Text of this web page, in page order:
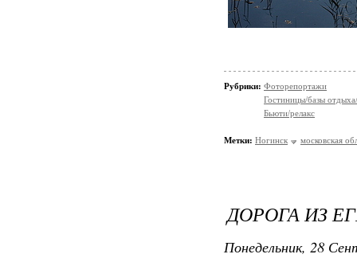
Рубрики: Фоторепортажи
Гостиницы/базы
Бьюти/релакс
Метки: Ногинск московская
ДОРОГА ИЗ
Понедельник, 28